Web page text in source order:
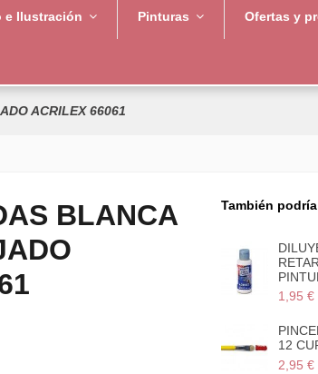
e Ilustración Pinturas Ofertas y
ACRILEX 66061
BLANCA
También
Pintura para tela Acrilex
textil 37ml
1,95 €
12
2,95 €